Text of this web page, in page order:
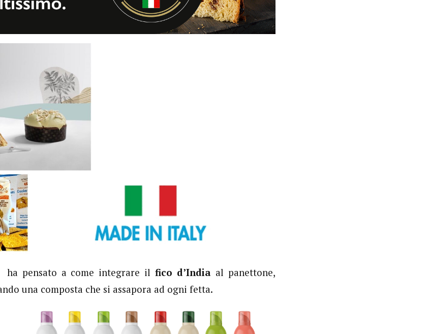
pensato a come integrare ilfico d’India al panettone,
una composta che si assapora ad ogni fetta.